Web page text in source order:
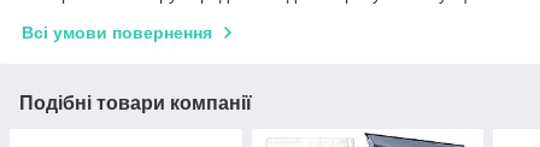
Всі умови повернення
Подібні товари компанії